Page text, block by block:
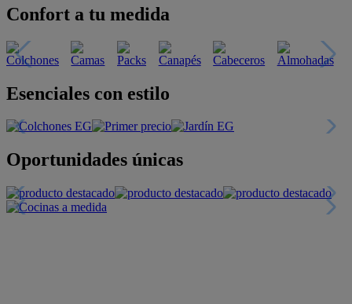
Confort a tu medida
Esenciales con estilo
Oportunidades únicas